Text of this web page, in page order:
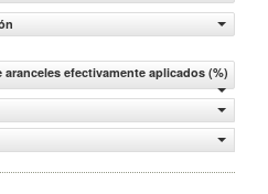
efectivamente aplicados (%)